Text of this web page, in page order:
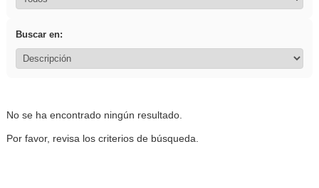
Buscar en:
No se ha encontrado ningún resultado.
Por favor, revisa los criterios de búsqueda.